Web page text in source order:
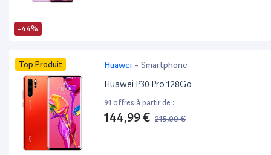
-44%
Top Produit Huawei - Smartphone
Huawei P30 Pro 128Go
91 offres à partir de :
144,99 € 215,00 €